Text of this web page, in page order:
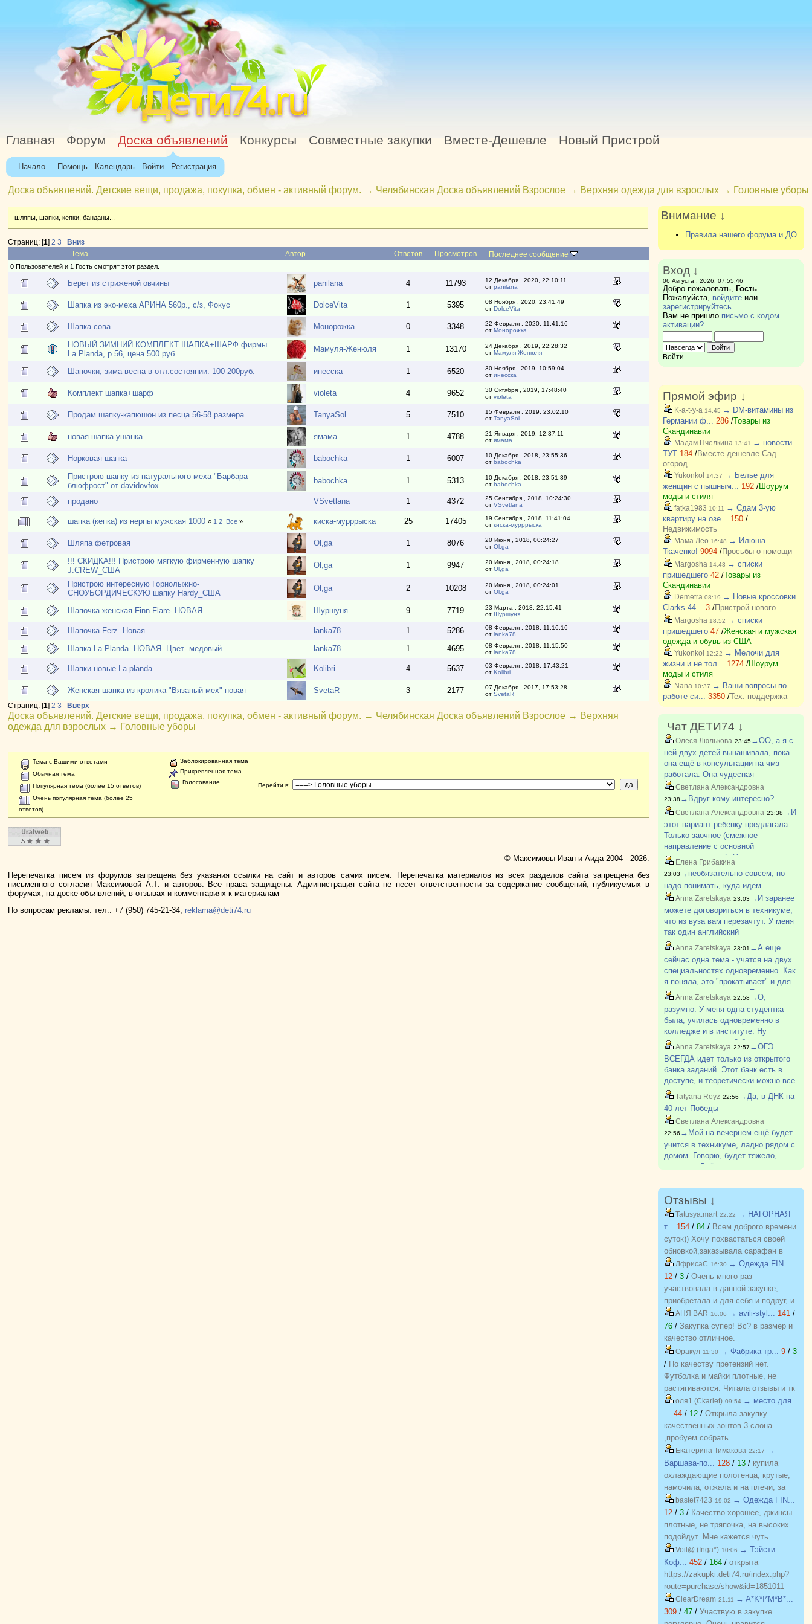
Главная Форум Доска объявлений Конкурсы Совместные закупки Вместе-Дешевле Новый Пристрой
Начало Помощь Календарь Войти Регистрация
Доска объявлений. Детские вещи, продажа, покупка, обмен - активный форум. → Челябинская Доска объявлений Взрослое → Верхняя одежда для взрослых → Головные уборы
шляпы, шапки, кепки, банданы...
Страниц: [1]2 3 Вниз
Тема Автор Ответов Просмотров Последнее сообщение
0 Пользователей и 1 Гость смотрят этот раздел.
Берет из стриженой овчины panilana 4 11793
12 Декабря , 2020, 22:10:11
отpanilana
Шапка из эко-меха АРИНА 560р., с/з, Фокус DolceVita 1 5395
08 Ноября , 2020, 23:41:49
отDolceVita
Шапка-сова Монорожка 0 3348
22 Февраля , 2020, 11:41:16
отМонорожка
НОВЫЙ ЗИМНИЙ КОМПЛЕКТ ШАПКА+ШАРФ фирмы
La Planda, р.56, цена 500 руб.
Мамуля-Женюля 1 13170
24 Декабря , 2019, 22:28:32
отМамуля-Женюля
Шапочки, зима-весна в отл.состоянии. 100-200руб. инесска 1 6520
30 Ноября , 2019, 10:59:04
отинесска
Комплект шапка+шарф violeta 4 9652
30 Октября , 2019, 17:48:40
отvioleta
Продам шапку-капюшон из песца 56-58 размера. TanyaSol 5 7510
15 Февраля , 2019, 23:02:10
отTanyaSol
новая шапка-ушанка ямама 1 4788
21 Января , 2019, 12:37:11
отямама
Норковая шапка babochka 1 6007
10 Декабря , 2018, 23:55:36
отbabochka
Пристрою шапку из натурального меха "Барбара
блюфрост" от davidovfox.
babochka 1 5313
10 Декабря , 2018, 23:51:39
отbabochka
продано VSvetlana 1 4372
25 Сентября , 2018, 10:24:30
отVSvetlana
шапка (кепка) из нерпы мужская 1000 « 1 2 Все » киска-мурррыска 25 17405
19 Сентября , 2018, 11:41:04
откиска-мурррыска
Шляпа фетровая Ol,ga 1 8076
20 Июня , 2018, 00:24:27
отOl,ga
!!! СКИДКА!!! Пристрою мягкую фирменную шапку
J.CREW_США
Ol,ga 1 9947
20 Июня , 2018, 00:24:18
отOl,ga
Пристрою интересную Горнолыжно-
СНОУБОРДИЧЕСКУЮ шапку Hardy_США
Ol,ga 2 10208
20 Июня , 2018, 00:24:01
отOl,ga
Шапочка женская Finn Flare- НОВАЯ Шуршуня 9 7719
23 Марта , 2018, 22:15:41
отШуршуня
Шапочка Ferz. Новая. lanka78 1 5286
08 Февраля , 2018, 11:16:16
отlanka78
Шапка La Planda. НОВАЯ. Цвет- медовый. lanka78 1 4695
08 Февраля , 2018, 11:15:50
отlanka78
Шапки новые La planda Kolibri 4 5637
03 Февраля , 2018, 17:43:21
отKolibri
Женская шапка из кролика "Вязаный мех" новая SvetaR 3 2177
07 Декабря , 2017, 17:53:28
отSvetaR
Страниц: [1]2 3 Вверх
Доска объявлений. Детские вещи, продажа, покупка, обмен - активный форум. → Челябинская Доска объявлений Взрослое → Верхняя
одежда для взрослых → Головные уборы
Тема с Вашими ответами
Обычная тема
Популярная тема (более 15 ответов)
Очень популярная тема (более 25
ответов)
Заблокированная тема
Прикрепленная тема
Голосование
Перейти в:
© Максимовы Иван и Аида 2004 - 2026.
Перепечатка писем из форумов запрещена без указания ссылки на сайт и авторов самих писем. Перепечатка материалов из всех разделов сайта запрещена без
письменного согласия Максимовой А.Т. и авторов. Все права защищены. Администрация сайта не несет ответственности за содержание сообщений, публикуемых в
форумах, на доске объявлений, в отзывах и комментариях к материалам
По вопросам рекламы: тел.: +7 (950) 745-21-34,reklama@deti74.ru
Внимание ↓
Правила нашего форума и ДО
Вход ↓
06 Августа , 2026, 07:55:46
Добро пожаловать, Гость.
Пожалуйста, войдитеили
зарегистрируйтесь.
Вам не пришло письмо с кодом
активации?
Войти
Прямой эфир ↓
K-a-t-y-a 14:45 → DM-витамины из
Германии ф... 286/Товары из
Скандинавии
Мадам Пчелкина 13:41
→ новости
ТУТ 184/Вместе дешевле Сад
огород
Yukonkol 14:37 → Белье для
женщин с пышным... 192/Шоурум
моды и стиля
fatka1983 10:11
→ Сдам 3-ую
квартиру на озе... 150/
Недвижимость
Мама Лео 16:48 → Илюша
Ткаченко! 9094/Просьбы о помощи
Margosha 14:43 → списки
пришедшего 42/Товары из
Скандинавии
Demetra 08:19 → Новые кроссовки
Clarks 44... 3/Пристрой нового
Margosha 18:52 → списки
пришедшего 47/Женская и мужская
одежда и обувь из США
Yukonkol 12:22 → Мелочи для
жизни и не тол... 1274/Шоурум
моды и стиля
Nana 10:37 → Ваши вопросы по
работе си... 3350/Тех. поддержка
Чат ДЕТИ74 ↓
Олеся Люлькова 23:45→ОО, а я с
ней двух детей вынашивала, пока
она ещё в консультации на чмз
работала. Она чудесная
Светлана Александровна
23:38 →Вдруг кому интересно?
Светлана Александровна 23:38 →И
этот вариант ребенку предлагала.
Только заочное (смежное
направление с основной
специальностью). Многое
перезачесть можно.Как диплом
получает, пишет заявление на
платное.
Елена Грибакина
23:03 →необязательно совсем, но
надо понимать, куда идем
Anna Zaretskaya 23:03 →И заранее
можете договориться в техникуме,
что из вуза вам перезачтут. У меня
так один английский
перезачитывал, ну и всякие другие
дисциплины, которые совпадут,
колледж тоже примет, так что все
вообще 100% реально.
Anna Zaretskaya 23:01 →А еще
сейчас одна тема - учатся на двух
специальностях одновременно. Как
я поняла, это "прокатывает" и для
колледжа, и для вуза. Поскольку
только ВТОРОЕ образование
данного уровня будет платным,
пока человек не получил ?
Anna Zaretskaya 22:58 →О,
разумно. У меня одна студентка
была, училась одновременно в
колледже и в институте. Ну
тяжеловастенько ей было, однако
справлялась. Это реально хорошая
тема.
Anna Zaretskaya 22:57 →ОГЭ
ВСЕГДА идет только из открытого
банка заданий. Этот банк есть в
доступе, и теоретически можно все
задания из него прорешать, и будет
всем счастье. ОГЭ - совершенно
прозрачный и легкий экзамен, там
не может быть "раз?
Tatyana Royz 22:56 →Да, в ДНК на
40 лет Победы
Светлана Александровна
22:56 →Мой на вечернем ещё будет
учится в техникуме, ладно рядом с
домом. Говорю, будет тяжело,
бросишь. Всё равно бесплатно.
Отзывы ↓
Tatusya.mart 22:22 → НАГОРНАЯ
т... 154 / 84 / Всем доброго времени
суток)) Хочу похвастаться своей
обновкой,заказывала сарафан в
закупке (Нагорная трикотаж) и
осталась в полном восторге от
качества)) Соответствие
размерности и качество Выше
всяких похвал))
ЛфрисаС 16:30 → Одежда FIN...
12 / 3 / Очень много раз
участвовала в данной закупке,
приобретала и для себя и подруг, и
джинсы, и джемпера, и платья, и
блузки, вещи качественные,
соответствуют размеру и
описанию, организатор умничка
всегда оперативно отвечает, с
удовольствием буду участвовать
еще!
АНЯ BAR 16:06 → avili-styl... 141 /
76 / Закупка супер! Вс? в размер и
качество отличное.
Оракул 11:30 → Фабрика тр... 9 / 3
/ По качеству претензий нет.
Футболка и майки плотные, не
растягиваются. Читала отзывы и тк
люблю не в облипку вещи, на свой
46р-р заказала все вещи 48, все
равно получилось в облипку, и на
мой взгляд на рост 165-168
женский, у меня 173 мне
коротковато, но ношу все вещи с
юбками не заправляя.
оля1 (Ckarlet) 09:54 → место для
... 44 / 12 / Открыла закупку
качественных зонтов 3 слона
,пробуем собрать
https://zakupki.deti74.ru/index.php?
route=purchase/show&id=1851321
Екатерина Тимакова 22:17 →
Варшава-по... 128 / 13 / купила
охлаждающие полотенца, крутые,
намочила, отжала и на плечи, за
счет сетчатого переплетения при
малейшем дуновении ветерка идет
приятное охлаждение. Мне очень
понравилось, рекомендую.
Отличные полотенца, мяконькие,
хорошо впитывают. Спасибо за
подарочек и что получилось учесть
пожелания по цвету!!! Отличный
организатор, всегда поможет с
выбором!
bastet7423 19:02 → Одежда FIN...
12 / 3 / Качество хорошее, джинсы
плотные, не тряпочка, на высоких
подойдут. Мне кажется чуть
маломерят, для определения с
размером заказывала на вб. Мне 31
размер подошел на об 94, есть
небольшой запас, в талии чуть
ушила. В 30 тоже наверное влезла
бы, но в хб лучше чтобы было
посвободней.
Voil@ (Inga*) 10:06 → Тэйсти
Коф... 452 / 164 / открыта
https://zakupki.deti74.ru/index.php?
route=purchase/show&id=1851011
ClearDream 21:11
→ A*K*I*M*B*...
309 / 47 / Участвую в закупке